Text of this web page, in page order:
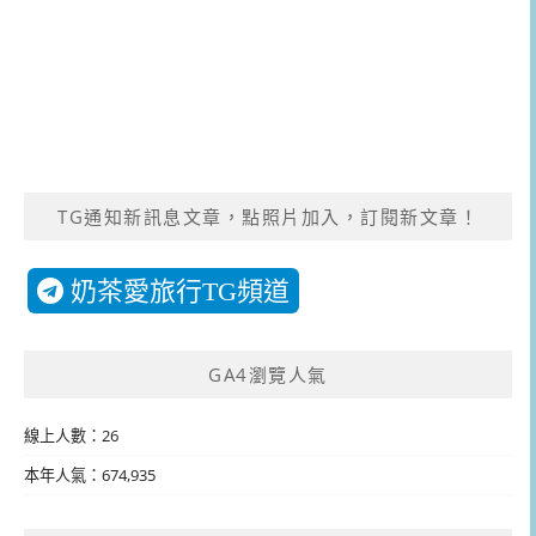
TG通知新訊息文章，點照片加入，訂閱新文章！
奶茶愛旅行TG頻道
GA4瀏覽人氣
線上人數：26
本年人氣：674,935